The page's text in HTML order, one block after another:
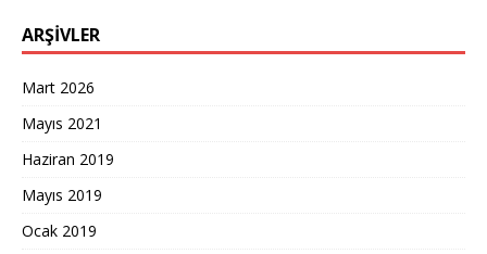
ARŞIVLER
Mart 2026
Mayıs 2021
Haziran 2019
Mayıs 2019
Ocak 2019